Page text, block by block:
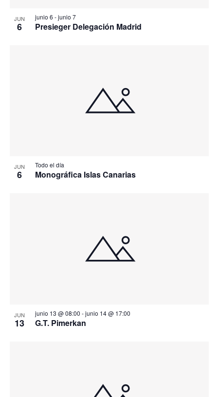
JUN
6
junio 6 -junio 7
Presieger Delegación Madrid
JUN
6
Todo el día
Monográfica Islas Canarias
JUN
13
junio 13 @ 08:00 -junio 14 @ 17:00
G.T. Pimerkan